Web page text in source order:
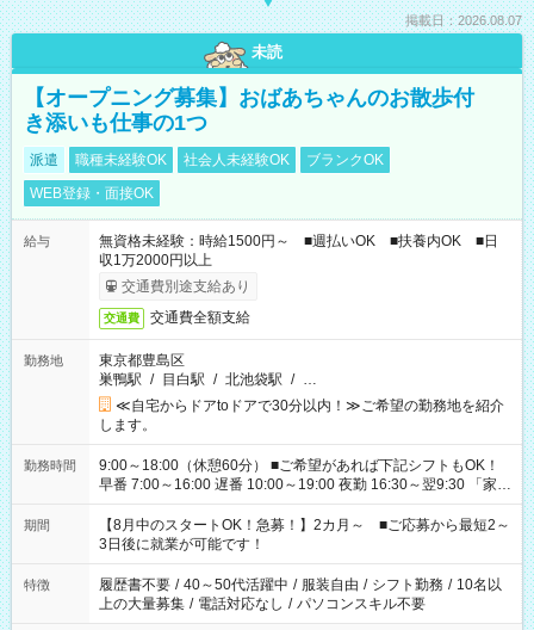
掲載日：2026.08.07
未読
【オープニング募集】おばあちゃんのお散歩付
き添いも仕事の1つ
派遣 職種未経験OK 社会人未経験OK
ブランクOK
WEB登録・面接OK
給与
無資格未経験：時給1500円～ ■週払いOK ■扶養内OK ■日
収1万2000円以上
交通費別途支給あり
交通費 交通費全額支給
勤務地
東京都豊島区
巣鴨駅 / 目白駅 / 北池袋駅 / …
≪自宅からドアtoドアで30分以内！≫ご希望の勤務地を紹介
します。
勤務時間
9:00～18:00（休憩60分） ■ご希望があれば下記シフトもOK！
早番 7:00～16:00 遅番 10:00～19:00 夜勤 16:30～翌9:30 「家族
と休みを合わせたい」 「余裕を持って夕飯の準備がしたい」
「できれば残業はしたくない」 など、ご希望を教えてください
ね。 ※Wワーク希望の方へ 今ご覧のお仕事で希望する勤務時間
と、もう1つのお仕事の勤務時間。 合計で週40時間を超える場
合は応募できません。
期間
【8月中のスタートOK！急募！】2カ月～ ■ご応募から最短2～
3日後に就業が可能です！
特徴 履歴書不要 / 40～50代活躍中 / 服装自由 / シフト勤務 / 10名以
上の大量募集 / 電話対応なし / パソコンスキル不要